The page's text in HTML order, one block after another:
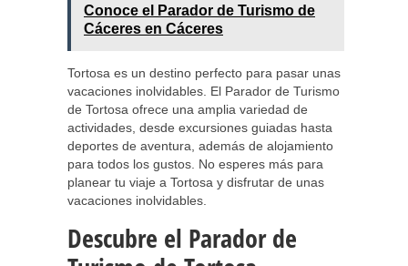
Conoce el Parador de Turismo de
Cáceres en Cáceres
Tortosa es un destino perfecto para pasar unas
vacaciones inolvidables. El Parador de Turismo
de Tortosa ofrece una amplia variedad de
actividades, desde excursiones guiadas hasta
deportes de aventura, además de alojamiento
para todos los gustos. No esperes más para
planear tu viaje a Tortosa y disfrutar de unas
vacaciones inolvidables.
Descubre el Parador de